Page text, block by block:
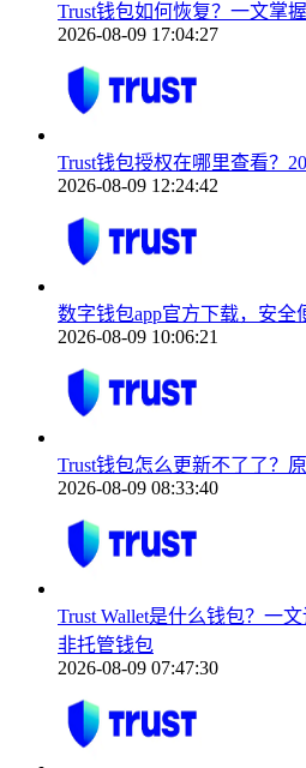
Trust钱包如何恢复？一文掌
2026-08-09 17:04:27
Trust钱包授权在哪里查看？
2026-08-09 12:24:42
数字钱包app官方下载，安全
2026-08-09 10:06:21
Trust钱包怎么更新不了了？
2026-08-09 08:33:40
Trust Wallet是什么钱包？一
非托管钱包
2026-08-09 07:47:30